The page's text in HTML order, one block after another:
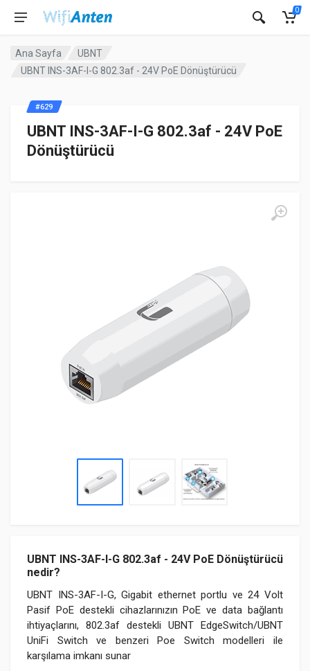
0
Ana Sayfa
UBNT
UBNT INS-3AF-I-G 802.3af - 24V PoE Dönüştürücü
UBNT INS-3AF-I-G 802.3af - 24V PoE
Dönüştürücü
UBNT INS-3AF-I-G 802.3af - 24V PoE Dönüştürücü
nedir?
UBNT INS-3AF-I-G, Gigabit ethernet portlu ve 24 Volt
Pasif PoE destekli cihazlarınızın PoE ve data bağlantı
ihtiyaçlarını, 802.3af destekli UBNT EdgeSwitch/UBNT
UniFi Switch ve benzeri Poe Switch modelleri ile
karşılama imkanı sunar
#629